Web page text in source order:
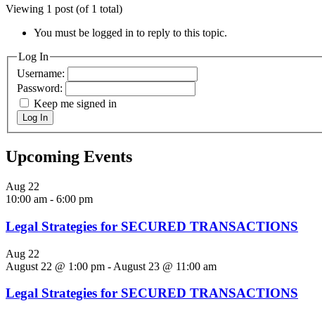
Viewing 1 post (of 1 total)
You must be logged in to reply to this topic.
Log In
Username:
Password:
Keep me signed in
Log In
Upcoming Events
Aug 22
10:00 am - 6:00 pm
Legal Strategies for SECURED TRANSACTIONS
Aug 22
August 22 @ 1:00 pm - August 23 @ 11:00 am
Legal Strategies for SECURED TRANSACTIONS